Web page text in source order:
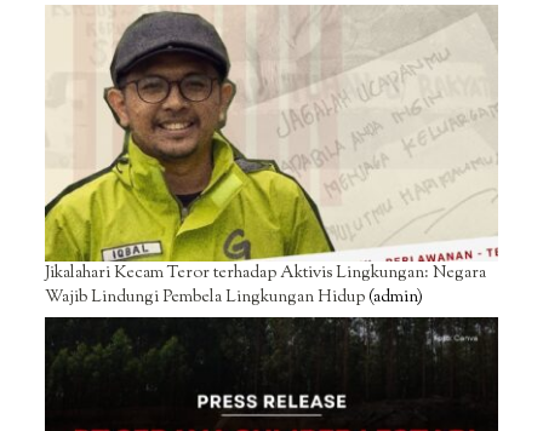
Jikalahari Kecam Teror terhadap Aktivis Lingkungan: Negara
Wajib Lindungi Pembela Lingkungan Hidup(admin)